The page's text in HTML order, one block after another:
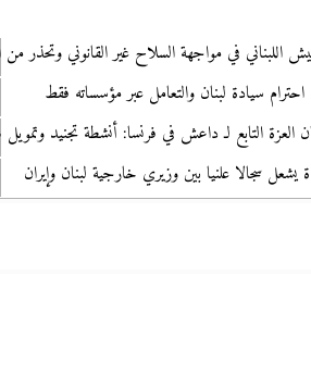
اللبناني في مواجهة السلاح غير القانوني وتحذر من
احترام سيادة لبنان والتعامل عبر مؤسساته فقط
العزة التابع لـ داعش في فرنسا: أنشطة تجنيد
سجالا علنيا بين وزيري خارجية لبنان وإيران